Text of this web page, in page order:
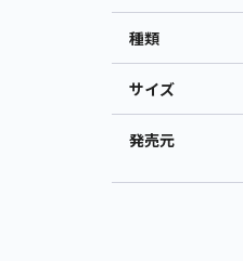
種類
サイズ
発売元